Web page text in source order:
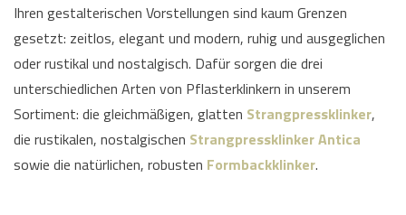
Ihren gestalterischen Vorstellungen sind kaum Grenzen
gesetzt: zeitlos, elegant und modern, ruhig und ausgeglichen
oder rustikal und nostalgisch. Dafür sorgen die drei
unterschiedlichen Arten von Pflasterklinkern in unserem
Sortiment: die gleichmäßigen, glatten Strangpressklinker,
die rustikalen, nostalgischen Strangpressklinker Antica
sowie die natürlichen, robusten Formbackklinker.